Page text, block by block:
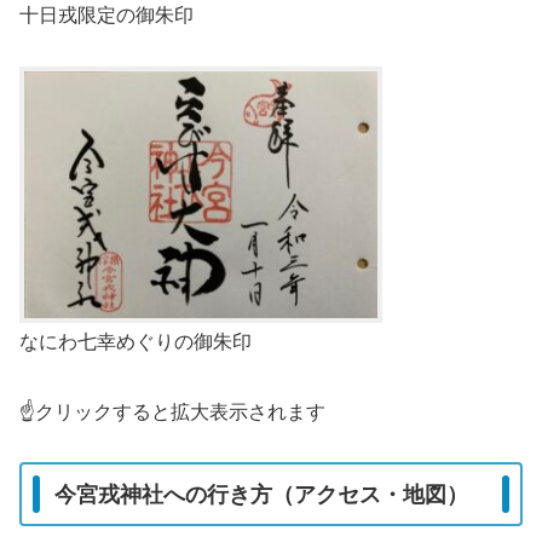
十日戎限定の御朱印
なにわ七幸めぐりの御朱印
☝️クリックすると拡大表示されます
今宮戎神社への行き方（アクセス・地図）